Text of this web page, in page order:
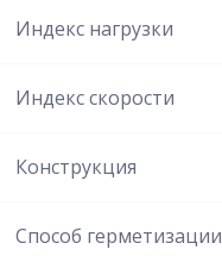
Индекс нагрузки
Индекс скорости
Конструкция
Способ герметизации